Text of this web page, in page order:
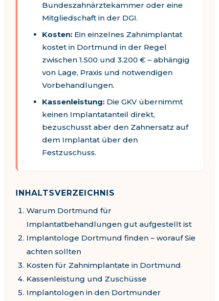
Bundeszahnärztekammer oder eine
Mitgliedschaft in der DGI.
Kosten: Ein einzelnes Zahnimplantat
kostet in Dortmund in der Regel
zwischen 1.500 und 3.200 € – abhängig
von Lage, Praxis und notwendigen
Vorbehandlungen.
Kassenleistung: Die GKV übernimmt
keinen Implantatanteil direkt,
bezuschusst aber den Zahnersatz auf
dem Implantat über den
Festzuschuss.
INHALTSVERZEICHNIS
Warum Dortmund für
Implantatbehandlungen gut aufgestellt ist
Implantologe Dortmund finden – worauf Sie
achten sollten
Kosten für Zahnimplantate in Dortmund
Kassenleistung und Zuschüsse
Implantologen in den Dortmunder